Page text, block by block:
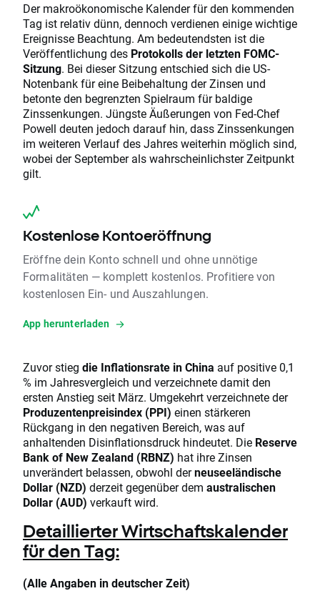
Der makroökonomische Kalender für den kommenden
Tag ist relativ dünn, dennoch verdienen einige wichtige
Ereignisse Beachtung. Am bedeutendsten ist die
Veröffentlichung des Protokolls der letzten FOMC-
Sitzung. Bei dieser Sitzung entschied sich die US-
Notenbank für eine Beibehaltung der Zinsen und
betonte den begrenzten Spielraum für baldige
Zinssenkungen. Jüngste Äußerungen von Fed-Chef
Powell deuten jedoch darauf hin, dass Zinssenkungen
im weiteren Verlauf des Jahres weiterhin möglich sind,
wobei der September als wahrscheinlichster Zeitpunkt
gilt.
Kostenlose Kontoeröffnung
Eröffne dein Konto schnell und ohne unnötige
Formalitäten — komplett kostenlos. Profitiere von
kostenlosen Ein- und Auszahlungen.
App herunterladen
Zuvor stieg die Inflationsrate in China auf positive 0,1
% im Jahresvergleich und verzeichnete damit den
ersten Anstieg seit März. Umgekehrt verzeichnete der
Produzentenpreisindex (PPI) einen stärkeren
Rückgang in den negativen Bereich, was auf
anhaltenden Disinflationsdruck hindeutet. Die Reserve
Bank of New Zealand (RBNZ) hat ihre Zinsen
unverändert belassen, obwohl derneuseeländische
Dollar (NZD) derzeit gegenüber dem australischen
Dollar (AUD) verkauft wird.
Detaillierter Wirtschaftskalender
für den Tag:
(Alle Angaben in deutscher Zeit)